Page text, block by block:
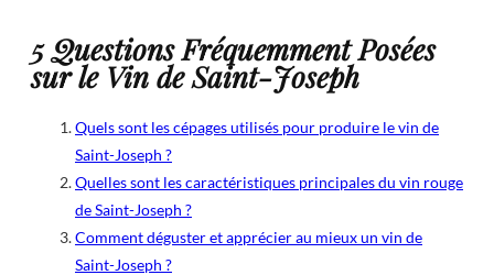
5 Questions Fréquemment Posées
sur le Vin de Saint-Joseph
Quels sont les cépages utilisés pour produire le vin de
Saint-Joseph ?
Quelles sont les caractéristiques principales du vin rouge
de Saint-Joseph ?
Comment déguster et apprécier au mieux un vin de
Saint-Joseph ?